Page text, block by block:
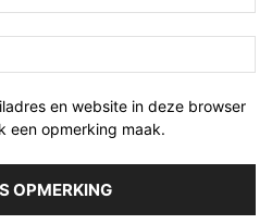
en website in deze browser
een opmerking maak.